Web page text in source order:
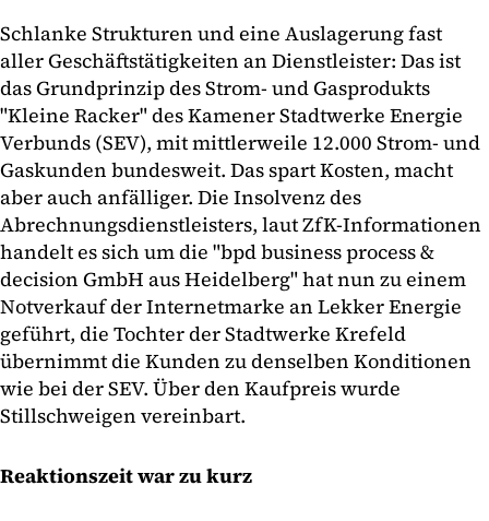
Schlanke Strukturen und eine Auslagerung fast
aller Geschäftstätigkeiten an Dienstleister: Das ist
das Grundprinzip des Strom- und Gasprodukts
"Kleine Racker" des Kamener Stadtwerke Energie
Verbunds (SEV), mit mittlerweile 12.000 Strom- und
Gaskunden bundesweit. Das spart Kosten, macht
aber auch anfälliger. Die Insolvenz des
Abrechnungsdienstleisters, laut ZfK-Informationen
handelt es sich um die "bpd business process &
decision GmbH aus Heidelberg" hat nun zu einem
Notverkauf der Internetmarke an Lekker Energie
geführt, die Tochter der Stadtwerke Krefeld
übernimmt die Kunden zu denselben Konditionen
wie bei der SEV. Über den Kaufpreis wurde
Stillschweigen vereinbart.
Reaktionszeit war zu kurz